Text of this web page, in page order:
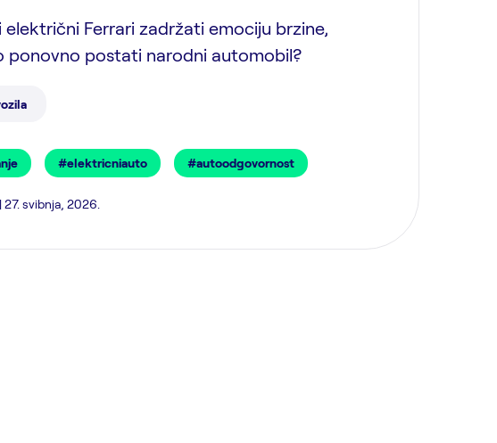
električni Ferrari zadržati emociju brzine,
ponovno postati narodni automobil?
#elektricniauto #autoodgovornost
27. svibnja, 2026.